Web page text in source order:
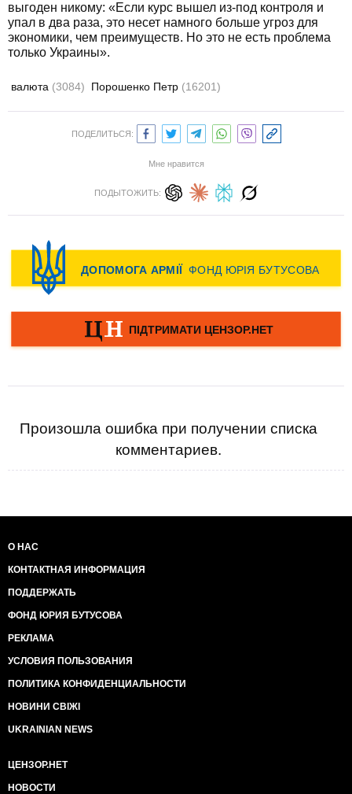
выгоден никому: «Если курс вышел из-под контроля и
упал в два раза, это несет намного больше угроз для
экономики, чем преимуществ. Но это не есть проблема
только Украины».
валюта (3084) Порошенко Петр (16201)
ПОДЕЛИТЬСЯ:
Мне нравится
ПОДЫТОЖИТЬ:
Произошла ошибка при получении списка
комментариев.
О НАС
КОНТАКТНАЯ ИНФОРМАЦИЯ
ПОДДЕРЖАТЬ
ФОНД ЮРИЯ БУТУСОВА
РЕКЛАМА
УСЛОВИЯ ПОЛЬЗОВАНИЯ
ПОЛИТИКА КОНФИДЕНЦИАЛЬНОСТИ
НОВИНИ СВІЖІ
UKRAINIAN NEWS
ЦЕНЗОР.НЕТ
НОВОСТИ